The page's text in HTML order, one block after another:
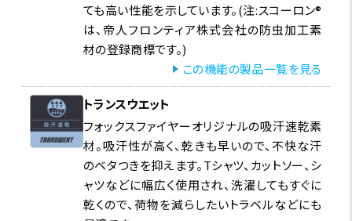
ても高い性能を示しています。(注:スコーロン®
は、帝人フロンティア株式会社の防虫加工素
材の登録商標です。)
この機能の製品一覧を見る
トランスウエット
フォックスファイヤーオリジナルの吸汗速乾素
材。吸汗性が高く、乾きも早いので、不快な汗
のベタつきを抑えます。Tシャツ、カットソー、シ
ャツなどに幅広く使用され、洗濯してもすぐに
乾くので、荷物を減らしたいトラベルなどにも